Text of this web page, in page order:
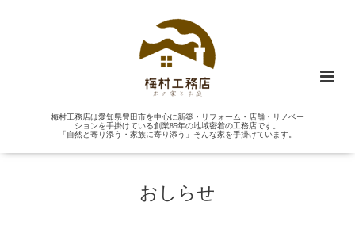
梅村工務店は愛知県豊田市を中心に新築・リフォーム・店舗・リノベー
ションを手掛けている創業85年の地域密着の工務店です。
「自然と寄り添う・家族に寄り添う」そんな家を手掛けています。
おしらせ